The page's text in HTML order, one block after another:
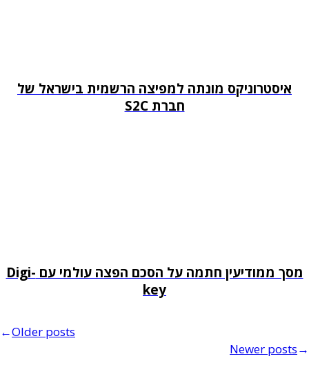
איסטרוניקס מונתה למפיצה הרשמית בישראל של
חברת S2C
מסך ממודיעין חתמה על הסכם הפצה עולמי עם Digi-
key
←Older posts
Newer posts→